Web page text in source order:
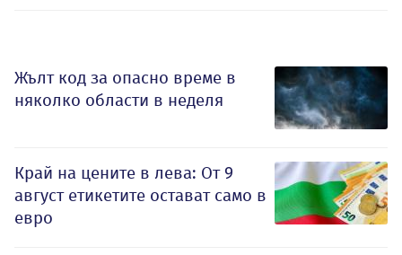
Жълт код за опасно време в
няколко области в неделя
Край на цените в лева: От 9
август етикетите остават само в
евро